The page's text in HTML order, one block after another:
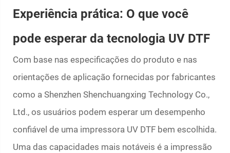
Experiência prática: O que você
pode esperar da tecnologia UV DTF
Com base nas especificações do produto e nas
orientações de aplicação fornecidas por fabricantes
como a Shenzhen Shenchuangxing Technology Co.,
Ltd., os usuários podem esperar um desempenho
confiável de uma impressora UV DTF bem escolhida.
Uma das capacidades mais notáveis é a impressão